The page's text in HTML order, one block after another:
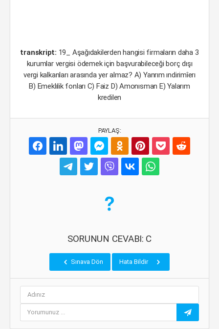
transkript: 19_ Aşağıdakilerden hangisi firmaların daha 3
kurumlar vergisi ödemek için başvurabileceği borç dışı
vergi kalkanları arasında yer almaz? A) Yanrım ındirimîerı
B) Emeklılik fonları C) Faiz D) Amonısman E) Yalarım
kredilen
PAYLAŞ:
SORUNUN CEVABI: C
Sınava Dön Hata Bildir